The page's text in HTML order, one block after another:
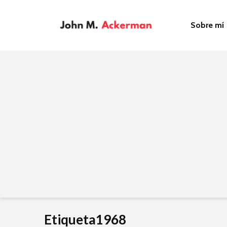
Sobre mí
Etiqueta1968